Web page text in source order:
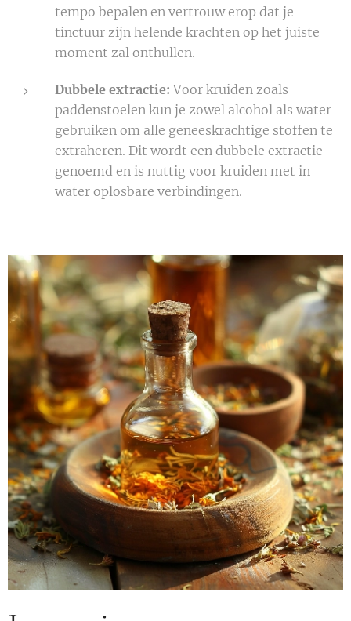
tempo bepalen en vertrouw erop dat je
tinctuur zijn helende krachten op het juiste
moment zal onthullen.
Dubbele extractie: Voor kruiden zoals
paddenstoelen kun je zowel alcohol als water
gebruiken om alle geneeskrachtige stoffen te
extraheren. Dit wordt een dubbele extractie
genoemd en is nuttig voor kruiden met in
water oplosbare verbindingen.